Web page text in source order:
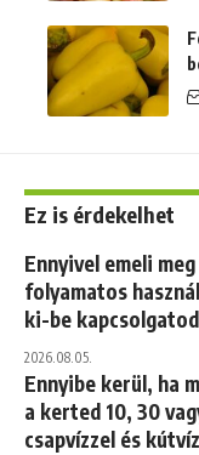
Ez is érdekelhet
Ennyivel emeli
folyamatos
ki-be
2026.08.05.
Ennyibe kerül, ha
a kerted 10, 30
csapvízzel és